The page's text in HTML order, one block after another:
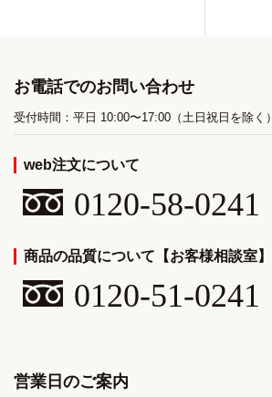
お電話でのお問い合わせ
受付時間：平日 10:00〜17:00（土日祝日を除く）
web注文について
0120-58-0241
商品の品質について【お客様相談室】
0120-51-0241
営業日のご案内